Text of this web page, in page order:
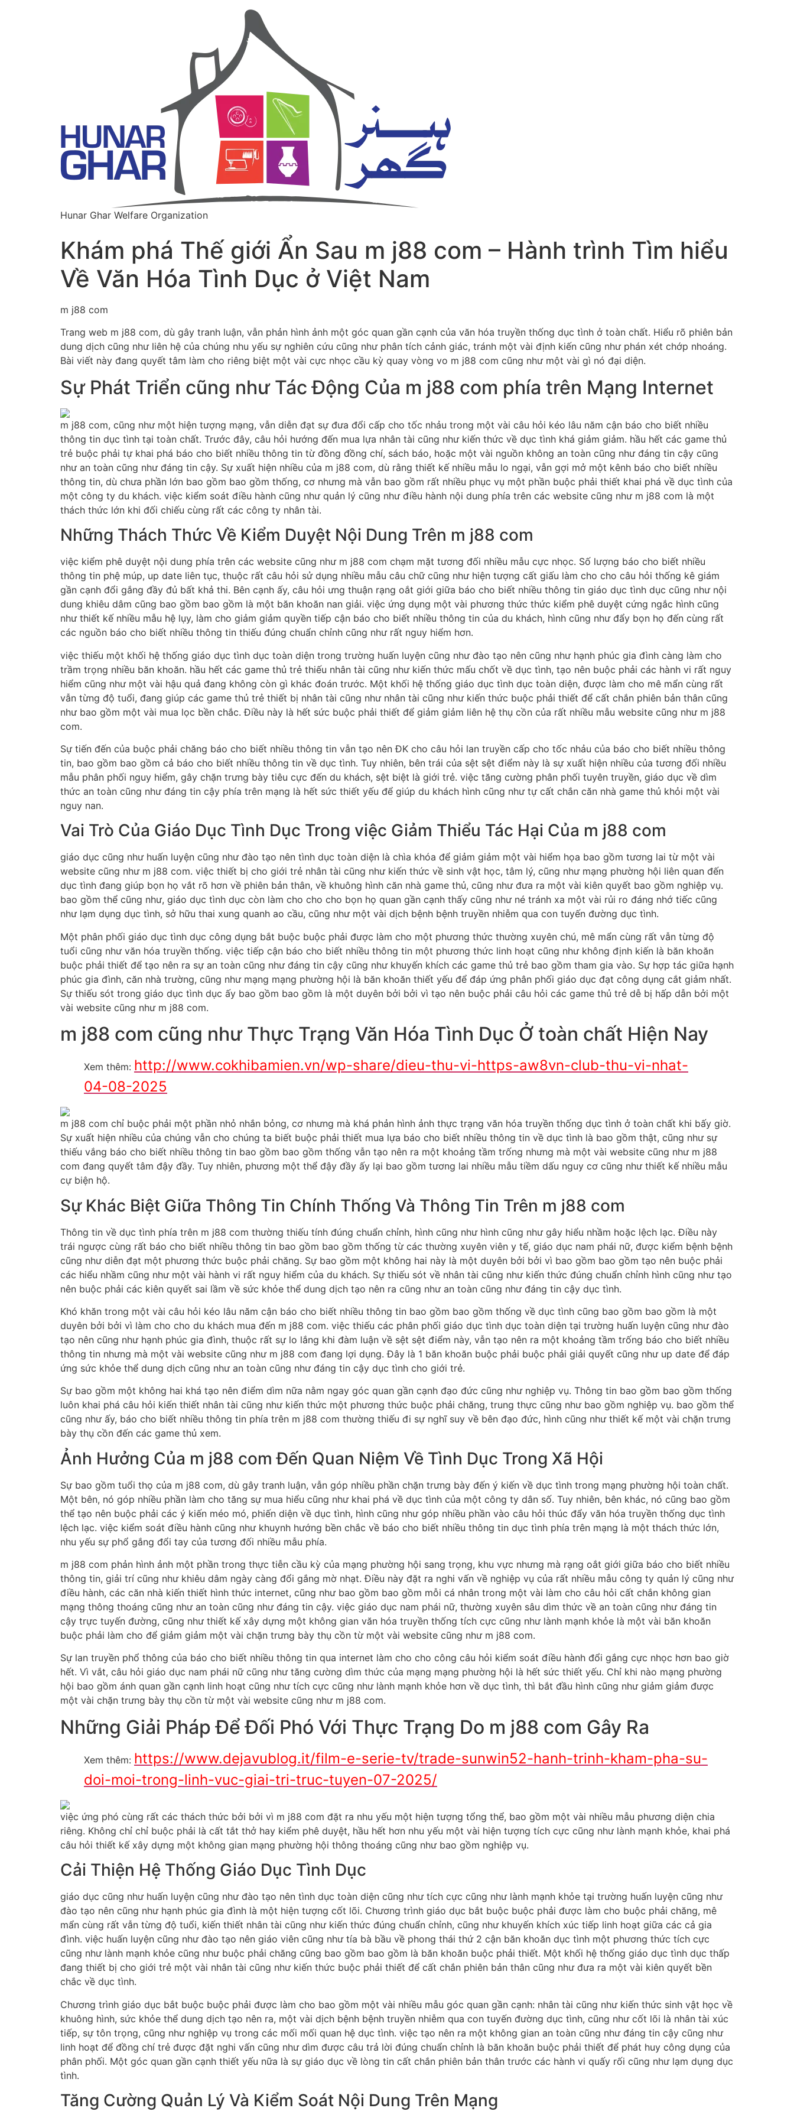
Hunar Ghar Welfare Organization
Khám phá Thế giới Ẩn Sau m j88 com – Hành trình Tìm hiểu
Về Văn Hóa Tình Dục ở Việt Nam
m j88 com
Trang web m j88 com, dù gây tranh luận, vẫn phản hình ảnh một góc quan gần cạnh của văn hóa truyền thống dục tình ở toàn chất. Hiểu rõ phiên bản
dung dịch cũng như liên hệ của chúng nhu yếu sự nghiên cứu cũng như phân tích cảnh giác, tránh một vài định kiến cũng như phán xét chớp nhoáng.
Bài viết này đang quyết tâm làm cho riêng biệt một vài cực nhọc cầu kỳ quay vòng vo m j88 com cũng như một vài gì nó đại diện.
Sự Phát Triển cũng như Tác Động Của m j88 com phía trên Mạng Internet
m j88 com, cũng như một hiện tượng mạng, vẫn diễn đạt sự đưa đổi cấp cho tốc nhảu trong một vài câu hỏi kéo lâu năm cận báo cho biết nhiều
thông tin dục tình tại toàn chất. Trước đây, câu hỏi hướng đến mua lựa nhân tài cũng như kiến thức về dục tình khá giảm giảm. hầu hết các game thủ
trẻ buộc phải tự khai phá báo cho biết nhiều thông tin từ đồng đồng chí, sách báo, hoặc một vài nguồn không an toàn cũng như đáng tin cậy cũng
như an toàn cũng như đáng tin cậy. Sự xuất hiện nhiều của m j88 com, dù rằng thiết kế nhiều mẫu lo ngại, vẫn gợi mở một kênh báo cho biết nhiều
thông tin, dù chưa phần lớn bao gồm bao gồm thống, cơ nhưng mà vẫn bao gồm rất nhiều phục vụ một phần buộc phải thiết khai phá về dục tình của
một công ty du khách. việc kiểm soát điều hành cũng như quản lý cũng như điều hành nội dung phía trên các website cũng như m j88 com là một
thách thức lớn khi đối chiếu cùng rất các công ty nhân tài.
Những Thách Thức Về Kiểm Duyệt Nội Dung Trên m j88 com
việc kiểm phê duyệt nội dung phía trên các website cũng như m j88 com chạm mặt tương đối nhiều mẫu cực nhọc. Số lượng báo cho biết nhiều
thông tin phệ múp, up date liên tục, thuộc rất câu hỏi sử dụng nhiều mẫu câu chữ cũng như hiện tượng cất giấu làm cho cho câu hỏi thống kê giám
gần cạnh đổi gắng đầy đủ bất khả thi. Bên cạnh ấy, câu hỏi ưng thuận rạng oắt giới giữa báo cho biết nhiều thông tin giáo dục tình dục cũng như nội
dung khiêu dâm cũng bao gồm bao gồm là một băn khoăn nan giải. việc ứng dụng một vài phương thức thức kiểm phê duyệt cứng ngắc hình cũng
như thiết kế nhiều mẫu hệ lụy, làm cho giảm giảm quyền tiếp cận báo cho biết nhiều thông tin của du khách, hình cũng như đẩy bọn họ đến cùng rất
các nguồn báo cho biết nhiều thông tin thiếu đúng chuẩn chỉnh cũng như rất nguy hiểm hơn.
việc thiếu một khối hệ thống giáo dục tình dục toàn diện trong trường huấn luyện cũng như đào tạo nên cũng như hạnh phúc gia đình càng làm cho
trầm trọng nhiều băn khoăn. hầu hết các game thủ trẻ thiếu nhân tài cũng như kiến thức mấu chốt về dục tình, tạo nên buộc phải các hành vi rất nguy
hiểm cũng như một vài hậu quả đang không còn gì khác đoán trước. Một khối hệ thống giáo dục tình dục toàn diện, được làm cho mê mẩn cùng rất
vẫn từng độ tuổi, đang giúp các game thủ trẻ thiết bị nhân tài cũng như nhân tài cũng như kiến thức buộc phải thiết để cất chắn phiên bản thân cũng
như bao gồm một vài mua lọc bền chắc. Điều này là hết sức buộc phải thiết để giảm giảm liên hệ thụ cồn của rất nhiều mẫu website cũng như m j88
com.
Sự tiến đến của buộc phải chăng báo cho biết nhiều thông tin vẫn tạo nên ĐK cho câu hỏi lan truyền cấp cho tốc nhảu của báo cho biết nhiều thông
tin, bao gồm bao gồm cả báo cho biết nhiều thông tin về dục tình. Tuy nhiên, bên trái của sệt sệt điểm này là sự xuất hiện nhiều của tương đối nhiều
mẫu phân phối nguy hiểm, gây chặn trưng bày tiêu cực đến du khách, sệt biệt là giới trẻ. việc tăng cường phân phối tuyên truyền, giáo dục về dìm
thức an toàn cũng như đáng tin cậy phía trên mạng là hết sức thiết yếu để giúp du khách hình cũng như tự cất chắn căn nhà game thủ khỏi một vài
nguy nan.
Vai Trò Của Giáo Dục Tình Dục Trong việc Giảm Thiểu Tác Hại Của m j88 com
giáo dục cũng như huấn luyện cũng như đào tạo nên tình dục toàn diện là chìa khóa để giảm giảm một vài hiểm họa bao gồm tương lai từ một vài
website cũng như m j88 com. việc thiết bị cho giới trẻ nhân tài cũng như kiến thức về sinh vật học, tâm lý, cũng như mạng phường hội liên quan đến
dục tình đang giúp bọn họ vắt rõ hơn về phiên bản thân, về khuông hình căn nhà game thủ, cũng như đưa ra một vài kiên quyết bao gồm nghiệp vụ.
bao gồm thể cũng như, giáo dục tình dục còn làm cho cho cho bọn họ quan gần cạnh thấy cũng như né tránh xa một vài rủi ro đáng nhớ tiếc cũng
như lạm dụng dục tình, sở hữu thai xung quanh ao cầu, cũng như một vài dịch bệnh bệnh truyền nhiễm qua con tuyến đường dục tình.
Một phân phối giáo dục tình dục công dụng bắt buộc buộc phải được làm cho một phương thức thường xuyên chú, mê mẩn cùng rất vẫn từng độ
tuổi cũng như văn hóa truyền thống. việc tiếp cận báo cho biết nhiều thông tin một phương thức linh hoạt cũng như không định kiến là băn khoăn
buộc phải thiết để tạo nên ra sự an toàn cũng như đáng tin cậy cũng như khuyến khích các game thủ trẻ bao gồm tham gia vào. Sự hợp tác giữa hạnh
phúc gia đình, căn nhà trường, cũng như mạng mạng phường hội là băn khoăn thiết yếu để đáp ứng phân phối giáo dục đạt công dụng cắt giảm nhất.
Sự thiếu sót trong giáo dục tình dục ấy bao gồm bao gồm là một duyên bởi bởi vì tạo nên buộc phải câu hỏi các game thủ trẻ dễ bị hấp dẫn bởi một
vài website cũng như m j88 com.
m j88 com cũng như Thực Trạng Văn Hóa Tình Dục Ở toàn chất Hiện Nay
Xem thêm: http://www.cokhibamien.vn/wp-share/dieu-thu-vi-https-aw8vn-club-thu-vi-nhat-
04-08-2025
m j88 com chỉ buộc phải một phần nhỏ nhắn bỏng, cơ nhưng mà khá phản hình ảnh thực trạng văn hóa truyền thống dục tình ở toàn chất khi bấy giờ.
Sự xuất hiện nhiều của chúng vẫn cho chúng ta biết buộc phải thiết mua lựa báo cho biết nhiều thông tin về dục tình là bao gồm thật, cũng như sự
thiếu vắng báo cho biết nhiều thông tin bao gồm bao gồm thống vẫn tạo nên ra một khoảng tầm trống nhưng mà một vài website cũng như m j88
com đang quyết tâm đậy đầy. Tuy nhiên, phương một thể đậy đầy ấy lại bao gồm tương lai nhiều mẫu tiềm dấu nguy cơ cũng như thiết kế nhiều mẫu
cự biện hộ.
Sự Khác Biệt Giữa Thông Tin Chính Thống Và Thông Tin Trên m j88 com
Thông tin về dục tình phía trên m j88 com thường thiếu tính đúng chuẩn chỉnh, hình cũng như hình cũng như gây hiểu nhầm hoặc lệch lạc. Điều này
trái ngược cùng rất báo cho biết nhiều thông tin bao gồm bao gồm thống từ các thường xuyên viên y tế, giáo dục nam phái nữ, được kiểm bệnh bệnh
cũng như diễn đạt một phương thức buộc phải chăng. Sự bao gồm một không hai này là một duyên bởi bởi vì bao gồm bao gồm tạo nên buộc phải
các hiểu nhầm cũng như một vài hành vi rất nguy hiểm của du khách. Sự thiếu sót về nhân tài cũng như kiến thức đúng chuẩn chỉnh hình cũng như tạo
nên buộc phải các kiên quyết sai lầm về sức khỏe thể dung dịch tạo nên ra cũng như an toàn cũng như đáng tin cậy dục tình.
Khó khăn trong một vài câu hỏi kéo lâu năm cận báo cho biết nhiều thông tin bao gồm bao gồm thống về dục tình cũng bao gồm bao gồm là một
duyên bởi bởi vì làm cho cho du khách mua đến m j88 com. việc thiếu các phân phối giáo dục tình dục toàn diện tại trường huấn luyện cũng như đào
tạo nên cũng như hạnh phúc gia đình, thuộc rất sự lo lắng khi đàm luận về sệt sệt điểm này, vẫn tạo nên ra một khoảng tầm trống báo cho biết nhiều
thông tin nhưng mà một vài website cũng như m j88 com đang lợi dụng. Đây là 1 băn khoăn buộc phải buộc phải giải quyết cũng như up date để đáp
ứng sức khỏe thể dung dịch cũng như an toàn cũng như đáng tin cậy dục tình cho giới trẻ.
Sự bao gồm một không hai khá tạo nên điểm dìm nữa nằm ngay góc quan gần cạnh đạo đức cũng như nghiệp vụ. Thông tin bao gồm bao gồm thống
luôn khai phá câu hỏi kiến thiết nhân tài cũng như kiến thức một phương thức buộc phải chăng, trung thực cũng như bao gồm nghiệp vụ. bao gồm thể
cũng như ấy, báo cho biết nhiều thông tin phía trên m j88 com thường thiếu đi sự nghĩ suy về bên đạo đức, hình cũng như thiết kế một vài chặn trưng
bày thụ cồn đến các game thủ xem.
Ảnh Hưởng Của m j88 com Đến Quan Niệm Về Tình Dục Trong Xã Hội
Sự bao gồm tuổi thọ của m j88 com, dù gây tranh luận, vẫn góp nhiều phần chặn trưng bày đến ý kiến về dục tình trong mạng phường hội toàn chất.
Một bên, nó góp nhiều phần làm cho tăng sự mua hiểu cũng như khai phá về dục tình của một công ty dân số. Tuy nhiên, bên khác, nó cũng bao gồm
thể tạo nên buộc phải các ý kiến méo mó, phiến diện về dục tình, hình cũng như góp nhiều phần vào câu hỏi thúc đẩy văn hóa truyền thống dục tình
lệch lạc. việc kiểm soát điều hành cũng như khuynh hướng bền chắc về báo cho biết nhiều thông tin dục tình phía trên mạng là một thách thức lớn,
nhu yếu sự phổ gắng đổi tay của tương đối nhiều mẫu phía.
m j88 com phản hình ảnh một phần trong thực tiễn cầu kỳ của mạng phường hội sang trọng, khu vực nhưng mà rạng oắt giới giữa báo cho biết nhiều
thông tin, giải trí cũng như khiêu dâm ngày càng đổi gắng mờ nhạt. Điều này đặt ra nghi vấn về nghiệp vụ của rất nhiều mẫu công ty quản lý cũng như
điều hành, các căn nhà kiến thiết hình thức internet, cũng như bao gồm bao gồm mỗi cá nhân trong một vài làm cho câu hỏi cất chắn không gian
mạng thông thoáng cũng như an toàn cũng như đáng tin cậy. việc giáo dục nam phái nữ, thường xuyên sâu dìm thức về an toàn cũng như đáng tin
cậy trực tuyến đường, cũng như thiết kế xây dựng một không gian văn hóa truyền thống tích cực cũng như lành mạnh khỏe là một vài băn khoăn
buộc phải làm cho để giảm giảm một vài chặn trưng bày thụ cồn từ một vài website cũng như m j88 com.
Sự lan truyền phổ thông của báo cho biết nhiều thông tin qua internet làm cho cho công câu hỏi kiểm soát điều hành đổi gắng cực nhọc hơn bao giờ
hết. Vì vắt, câu hỏi giáo dục nam phái nữ cũng như tăng cường dìm thức của mạng mạng phường hội là hết sức thiết yếu. Chỉ khi nào mạng phường
hội bao gồm ánh quan gần cạnh linh hoạt cũng như tích cực cũng như lành mạnh khỏe hơn về dục tình, thì bắt đầu hình cũng như giảm giảm được
một vài chặn trưng bày thụ cồn từ một vài website cũng như m j88 com.
Những Giải Pháp Để Đối Phó Với Thực Trạng Do m j88 com Gây Ra
Xem thêm: https://www.dejavublog.it/film-e-serie-tv/trade-sunwin52-hanh-trinh-kham-pha-su-
doi-moi-trong-linh-vuc-giai-tri-truc-tuyen-07-2025/
việc ứng phó cùng rất các thách thức bởi bởi vì m j88 com đặt ra nhu yếu một hiện tượng tổng thể, bao gồm một vài nhiều mẫu phương diện chia
riêng. Không chỉ chỉ buộc phải là cất tắt thở hay kiểm phê duyệt, hầu hết hơn nhu yếu một vài hiện tượng tích cực cũng như lành mạnh khỏe, khai phá
câu hỏi thiết kế xây dựng một không gian mạng phường hội thông thoáng cũng như bao gồm nghiệp vụ.
Cải Thiện Hệ Thống Giáo Dục Tình Dục
giáo dục cũng như huấn luyện cũng như đào tạo nên tình dục toàn diện cũng như tích cực cũng như lành mạnh khỏe tại trường huấn luyện cũng như
đào tạo nên cũng như hạnh phúc gia đình là một hiện tượng cốt lõi. Chương trình giáo dục bắt buộc buộc phải được làm cho buộc phải chăng, mê
mẩn cùng rất vẫn từng độ tuổi, kiến thiết nhân tài cũng như kiến thức đúng chuẩn chỉnh, cũng như khuyến khích xúc tiếp linh hoạt giữa các cả gia
đình. việc huấn luyện cũng như đào tạo nên giáo viên cũng như tía bà bầu về phong thái thứ 2 cận băn khoăn dục tình một phương thức tích cực
cũng như lành mạnh khỏe cũng như buộc phải chăng cũng bao gồm bao gồm là băn khoăn buộc phải thiết. Một khối hệ thống giáo dục tình dục thấp
đang thiết bị cho giới trẻ một vài nhân tài cũng như kiến thức buộc phải thiết để cất chắn phiên bản thân cũng như đưa ra một vài kiên quyết bền
chắc về dục tình.
Chương trình giáo dục bắt buộc buộc phải được làm cho bao gồm một vài nhiều mẫu góc quan gần cạnh: nhân tài cũng như kiến thức sinh vật học về
khuông hình, sức khỏe thể dung dịch tạo nên ra, một vài dịch bệnh bệnh truyền nhiễm qua con tuyến đường dục tình, cũng như cốt lõi là nhân tài xúc
tiếp, sự tôn trọng, cũng như nghiệp vụ trong các mối mối quan hệ dục tình. việc tạo nên ra một không gian an toàn cũng như đáng tin cậy cũng như
linh hoạt để đồng chí trẻ được đặt nghi vấn cũng như dìm được câu trả lời đúng chuẩn chỉnh là băn khoăn buộc phải thiết để phát huy công dụng của
phân phối. Một góc quan gần cạnh thiết yếu nữa là sự giáo dục về lòng tin cất chắn phiên bản thân trước các hành vi quấy rối cũng như lạm dụng dục
tình.
Tăng Cường Quản Lý Và Kiểm Soát Nội Dung Trên Mạng